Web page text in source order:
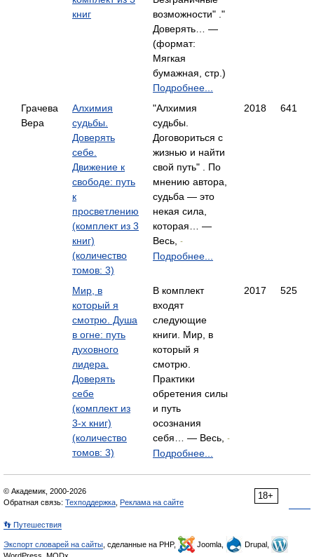
книг
возможности" ."
Доверять… —
(формат:
Мягкая
бумажная, стр.)
Подробнее...
Грачева
Вера
Алхимия
судьбы.
Доверять
себе.
Движение к
свободе: путь
к
просветлению
(комплект из 3
книг)
(количество
томов: 3)
"Алхимия
судьбы.
Договориться с
жизнью и найти
свой путь" . По
мнению автора,
судьба — это
некая сила,
которая… —
Весь,
-
Подробнее...
2018 641
Мир, в
который я
смотрю. Душа
в огне: путь
духовного
лидера.
Доверять
себе
(комплект из
3-х книг)
(количество
томов: 3)
В комплект
входят
следующие
книги. Мир, в
который я
смотрю.
Практики
обретения силы
и путь
осознания
себя… — Весь,
-
Подробнее...
2017 525
18+
© Академик, 2000-2026
Обратная связь: Техподдержка Реклама на сайте
👣 Путешествия
Экспорт словарей на сайты , сделанные на PHP, Joomla,
Drupal,